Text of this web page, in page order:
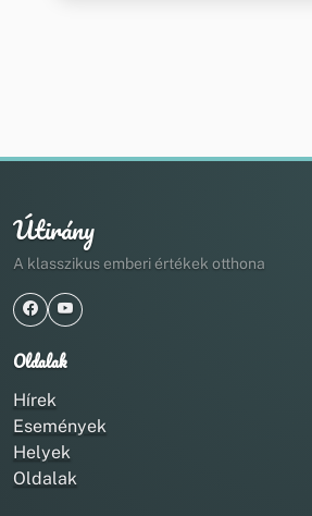
Útirány
A klasszikus emberi értékek otthona
Oldalak
Hírek
Események
Helyek
Oldalak